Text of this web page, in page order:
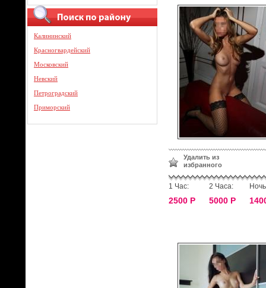
Калининский
Красногвардейский
Московский
Невский
Петроградский
Приморский
Удалить из
избранного
1 Час:
2500 Р
2 Часа:
5000 Р